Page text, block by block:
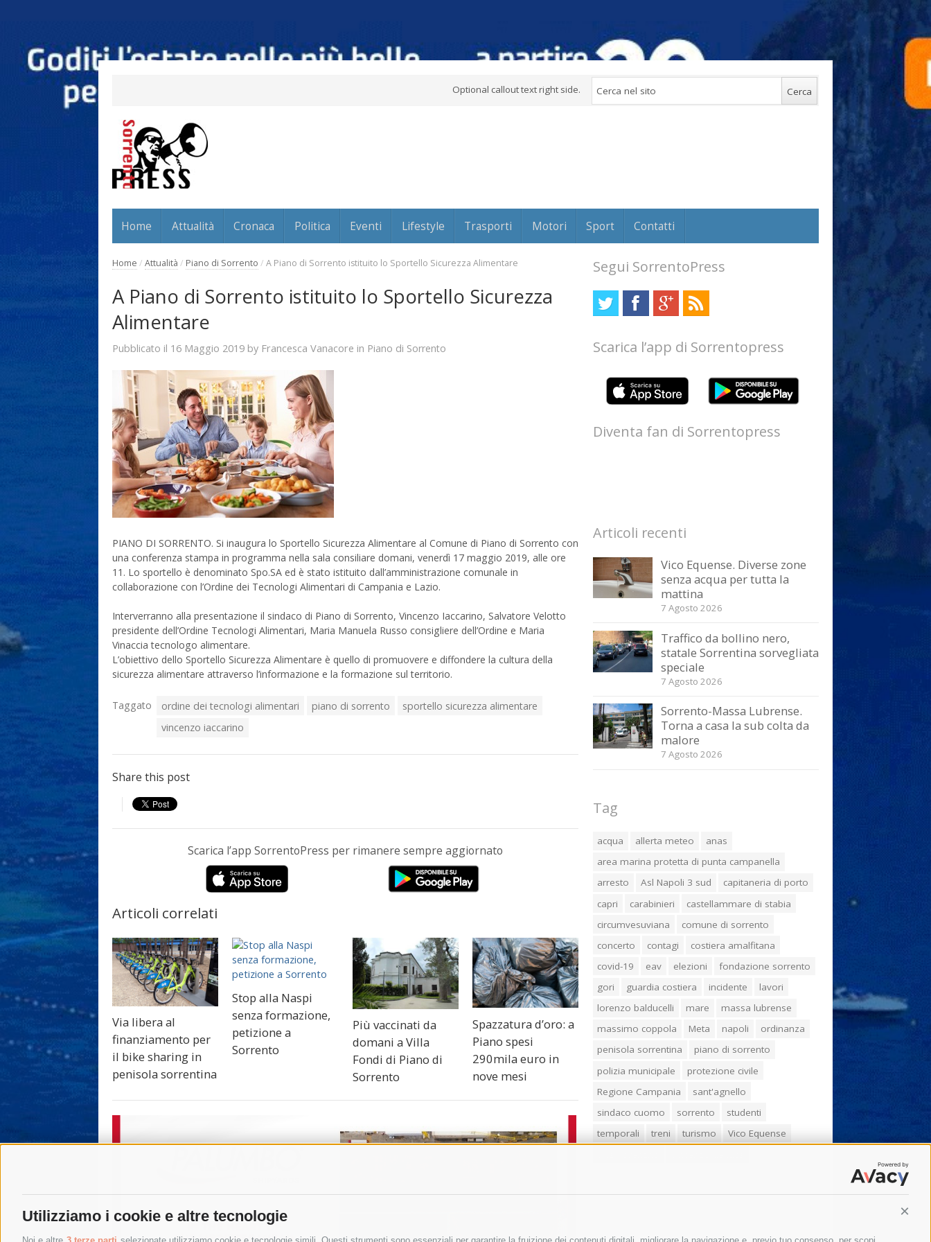
Utilizziamo i cookie e altre tecnologie
Optional callout text right side.
Home Attualità Cronaca Politica Eventi Lifestyle Trasporti Motori Sport Contatti
Home / Attualità / Piano di Sorrento / A Piano di Sorrento istituito lo Sportello Sicurezza Alimentare
A Piano di Sorrento istituito lo Sportello Sicurezza
Alimentare
Pubblicato il 16 Maggio 2019 by Francesca Vanacore in Piano di Sorrento
PIANO DI SORRENTO. Si inaugura lo Sportello Sicurezza Alimentare al Comune di Piano di Sorrento con
una conferenza stampa in programma nella sala consiliare domani, venerdì 17 maggio 2019, alle ore
11. Lo sportello è denominato Spo.SA ed è stato istituito dall’amministrazione comunale in
collaborazione con l’Ordine dei Tecnologi Alimentari di Campania e Lazio.
Interverranno alla presentazione il sindaco di Piano di Sorrento, Vincenzo Iaccarino, Salvatore Velotto
presidente dell’Ordine Tecnologi Alimentari, Maria Manuela Russo consigliere dell’Ordine e Maria
Vinaccia tecnologo alimentare.
L’obiettivo dello Sportello Sicurezza Alimentare è quello di promuovere e diffondere la cultura della
sicurezza alimentare attraverso l’informazione e la formazione sul territorio.
Taggato ordine dei tecnologi alimentari piano di sorrento
sportello sicurezza alimentare
vincenzo iaccarino
Share this post
Scarica l’app SorrentoPress per rimanere sempre aggiornato
Articoli correlati
Via libera al
finanziamento per
il bike sharing in
penisola sorrentina
Stop alla Naspi
senza formazione,
petizione a
Sorrento
Più vaccinati da
domani a Villa
Fondi di Piano di
Sorrento
Spazzatura d’oro: a
Piano spesi
290mila euro in
nove mesi
Segui SorrentoPress
Scarica l’app di Sorrentopress
Diventa fan di Sorrentopress
Articoli recenti
Vico Equense. Diverse zone
senza acqua per tutta la
mattina
7 Agosto 2026
Traffico da bollino nero,
statale Sorrentina sorvegliata
speciale
7 Agosto 2026
Sorrento-Massa Lubrense.
Torna a casa la sub colta da
malore
7 Agosto 2026
Tag
acqua allerta meteo
anas
area marina protetta di punta campanella
arresto
Asl Napoli 3 sud
capitaneria di porto
capri
carabinieri
castellammare di stabia
circumvesuviana
comune di sorrento
concerto
contagi
costiera amalfitana
covid-19
eav elezioni
fondazione sorrento
gori
guardia costiera incidente
lavori
lorenzo balducelli
mare
massa lubrense
massimo coppola
Meta napoli
ordinanza
penisola sorrentina
piano di sorrento
polizia municipale
protezione civile
Regione Campania
sant'agnello
sindaco cuomo
sorrento
studenti
temporali
treni turismo
Vico Equense